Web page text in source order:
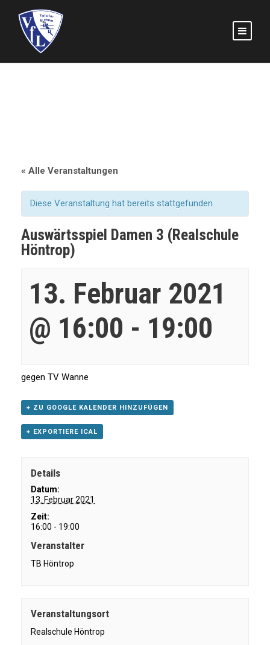
« Alle Veranstaltungen
Diese Veranstaltung hat bereits stattgefunden.
Auswärtsspiel Damen 3 (Realschule
Höntrop)
13. Februar 2021
@ 16:00 - 19:00
gegen TV Wanne
+ ZU GOOGLE KALENDER HINZUFÜGEN
+ EXPORTIERE ICAL
Details
Datum:
13. Februar 2021
Zeit:
16:00 - 19:00
Veranstalter
TB Höntrop
Veranstaltungsort
Realschule Höntrop